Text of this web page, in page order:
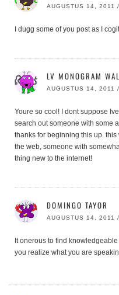
AUGUSTUS 14, 2011
I dugg some of you post as I
LV MONOGRAM
AUGUSTUS 14, 2011
Youre so cool! I dont suppose
search out someone with some
thanks for beginning this up.
the web, someone with
thing new to the internet!
DOMINGO TAYOR
AUGUSTUS 14, 2011
It onerous to find
you realize what you are